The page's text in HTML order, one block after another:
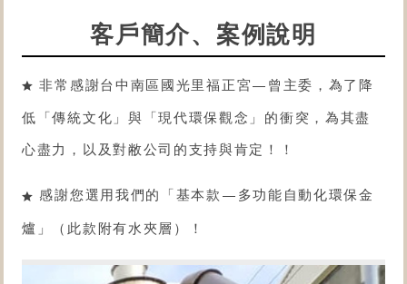
客戶簡介、案例說明
非常感謝台中南區國光里福正宮—曾主委，為了降
低「傳統文化」與「現代環保觀念」的衝突，為其盡
心盡力，以及對敝公司的支持與肯定！！
感謝您選用我們的「基本款 — 多功能自動化環保金
爐 」（此款附有水夾層）！